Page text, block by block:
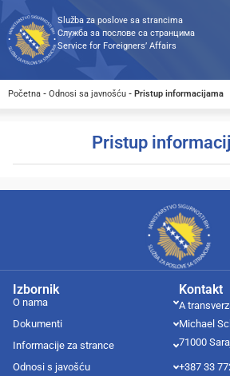
Služba za poslove sa strancima
Служба за послове са странцима
Service for Foreigners’ Affairs
Početna - Odnosi sa javnošću - Pristup informacijama
Pristup
Kontakt
A
Michael
71000
+387 33
Izbornik
O nama
Dokumenti
Informacije za strance
Odnosi s javošću